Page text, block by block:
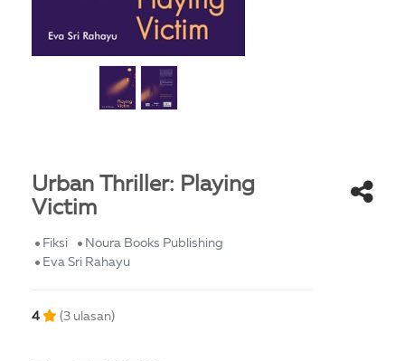
Urban Thriller: Playing
Victim
Fiksi
Noura Books Publishing
Eva Sri Rahayu
4 (3 ulasan)